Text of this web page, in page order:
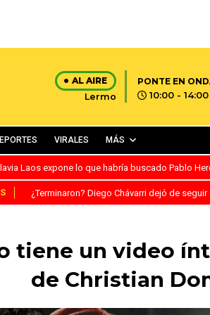
AL AIRE
Lermo
PONTE EN
10:00 - 14:00
VIRALES MÁS
Laos expone lo que habría buscado Pablo
¿Terminaron? Diego Chávarri dejó de
tiene un video
de Christian